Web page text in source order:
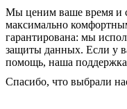
Мы ценим ваше время и
максимально
гарантирована: мы
защиты данных. Если у
помощь, наша поддержка
Спасибо, что выбрали